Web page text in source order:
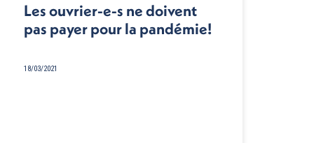
Les ouvrier-e-s ne doivent
pas payer pour la pandémie!
18/03/2021